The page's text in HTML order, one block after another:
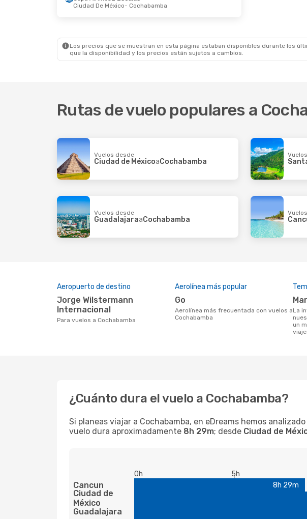
Ciudad De México- Cochabamba
Los precios que se muestran en esta página estaban disponibles durante los
que la disponibilidad y los precios están sujetos a cambios.
Rutas de vuelo populares a
Vuelos desde
Ciudad de MéxicoaCochabamba
Vuelos desde
GuadalajaraaCochabamba
Aeropuerto de destino
Jorge Wilstermann
Internacional
Para vuelos a Cochabamba
Aerolínea más popular
Go
Aerolínea más frecuentada con vuelos a
Cochabamba
La información de búsqueda de
un
¿Cuánto dura el vuelo a Cochabamba?
Si planeas viajar a Cochabamba, en eDreams hemos
vuelo dura aproximadamente 8h 29m; desde Ciudad de
Cancun
Ciudad de
México
Guadalajara
0h 5h
8h 29m